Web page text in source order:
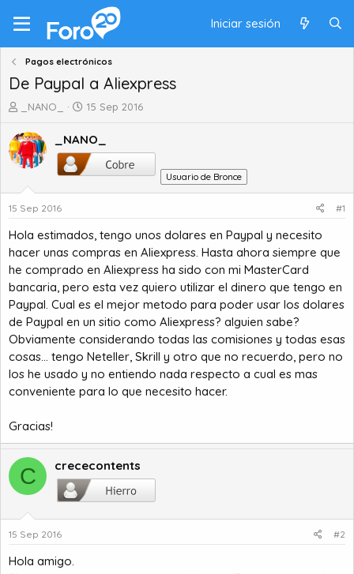
Iniciar sesión
Pagos electrónicos
De Paypal a Aliexpress
t
o
r
e
t
m
a
_NANO_
F
c
h
a
e
i
c
i
o
15 Sep 2016
_NANO_
Usuario de Bronce
15 Sep 2016 #1
Hola estimados, tengo unos dolares en Paypal y necesito
hacer unas compras en Aliexpress. Hasta ahora siempre que
he comprado en Aliexpress ha sido con mi MasterCard
bancaria, pero esta vez quiero utilizar el dinero que tengo en
Paypal. Cual es el mejor metodo para poder usar los dolares
de Paypal en un sitio como Aliexpress? alguien sabe?
Obviamente considerando todas las comisiones y todas esas
cosas... tengo Neteller, Skrill y otro que no recuerdo, pero no
los he usado y no entiendo nada respecto a cual es mas
conveniente para lo que necesito hacer.
Gracias!
C crececontents
15 Sep 2016 #2
Hola amigo.